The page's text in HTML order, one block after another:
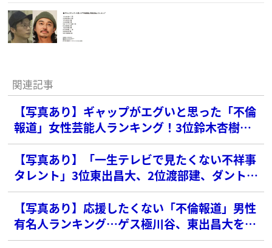
関連記事
【写真あり】ギャップがエグいと思った「不倫
報道」女性芸能人ランキング！3位鈴木杏樹、2
位ベッキーを抑えた1位の清純派女優は？
【写真あり】「一生テレビで見たくない不祥事
タレント」3位東出昌大、2位渡部建、ダントツ
1位の俳優は？
【写真あり】応援したくない「不倫報道」男性
有名人ランキング…ゲス極川谷、東出昌大を大
差で抑えた1位は？